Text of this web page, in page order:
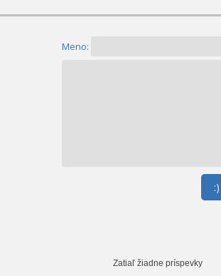
Meno:
:)
Zatiaľ žiadne príspevky